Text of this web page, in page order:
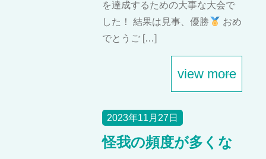
を達成するための大事な大会で
した！ 結果は見事、優勝
おめ
でとうご […]
view more
2023年11月27日
怪我の頻度が多くな